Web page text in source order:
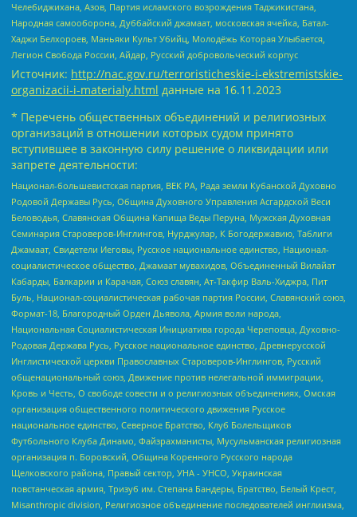
Челебиджихана, Азов, Партия исламского возрождения Таджикистана,
Народная самооборона, Дуббайский джамаат, московская ячейка, Батал-
Хаджи Белхороев, Маньяки Культ Убийц, Молодёжь Которая Улыбается,
Легион Свобода России, Айдар, Русский добровольческий корпус
Источник: http://nac.gov.ru/terroristicheskie-i-ekstremistskie-
organizacii-i-materialy.html данные на 16.11.2023
* Перечень общественных объединений и религиозных
организаций в отношении которых судом принято
вступившее в законную силу решение о ликвидации или
запрете деятельности:
Национал-большевистская партия, ВЕК РА, Рада земли Кубанской Духовно
Родовой Державы Русь, Община Духовного Управления Асгардской Веси
Беловодья, Славянская Община Капища Веды Перуна, Мужская Духовная
Семинария Староверов-Инглингов, Нурджулар, К Богодержавию, Таблиги
Джамаат, Свидетели Иеговы, Русское национальное единство, Национал-
социалистическое общество, Джамаат мувахидов, Объединенный Вилайат
Кабарды, Балкарии и Карачая, Союз славян, Ат-Такфир Валь-Хиджра, Пит
Буль, Национал-социалистическая рабочая партия России, Славянский союз,
Формат-18, Благородный Орден Дьявола, Армия воли народа,
Национальная Социалистическая Инициатива города Череповца, Духовно-
Родовая Держава Русь, Русское национальное единство, Древнерусской
Инглистической церкви Православных Староверов-Инглингов, Русский
общенациональный союз, Движение против нелегальной иммиграции,
Кровь и Честь, О свободе совести и о религиозных объединениях, Омская
организация общественного политического движения Русское
национальное единство, Северное Братство, Клуб Болельщиков
Футбольного Клуба Динамо, Файзрахманисты, Мусульманская религиозная
организация п. Боровский, Община Коренного Русского народа
Щелковского района, Правый сектор, УНА - УНСО, Украинская
повстанческая армия, Тризуб им. Степана Бандеры, Братство, Белый Крест,
Misanthropic division, Религиозное объединение последователей инглиизма,